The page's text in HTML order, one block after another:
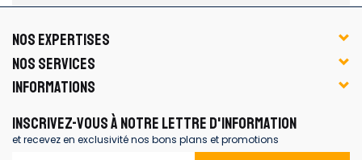
NOS EXPERTISES
NOS SERVICES
INFORMATIONS
INSCRIVEZ-VOUS À NOTRE LETTRE D'INFORMATION
et recevez en exclusivité nos bons plans et promotions